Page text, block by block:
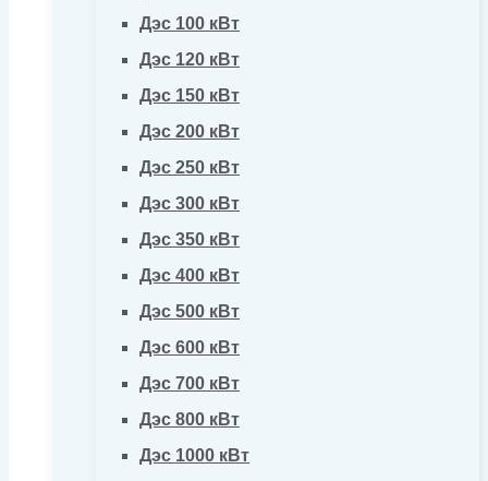
Дэс 100 кВт
Дэс 120 кВт
Дэс 150 кВт
Дэс 200 кВт
Дэс 250 кВт
Дэс 300 кВт
Дэс 350 кВт
Дэс 400 кВт
Дэс 500 кВт
Дэс 600 кВт
Дэс 700 кВт
Дэс 800 кВт
Дэс 1000 кВт